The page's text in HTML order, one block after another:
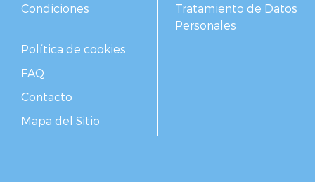
Condiciones
Tratamiento de Datos
Personales
Política de cookies
FAQ
Contacto
Mapa del Sitio